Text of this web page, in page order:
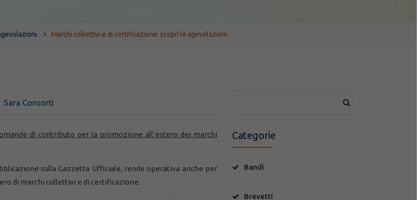
Marchi collettivi e di certificazione: scopri le agevolazioni
Sara Consorti
di contributo per la promozione all’estero dei marchi
sulla Gazzetta Ufficiale, rende operativa anche per
di marchi collettivi e di certificazione.
Categorie
Bandi
Brevetti